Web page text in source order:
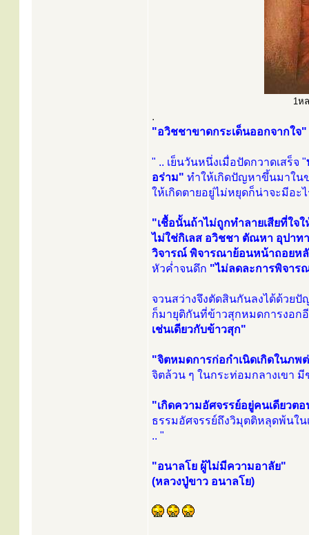
1ห
.
"อวิชชาขาดกระเด็นออกจากใจ"
" .. เย็นวันหนึ่งเมื่อปัดกวาดเสร็จ "
อร่าม" ทำให้เกิดปัญหาขึ้นมาใ
ให้เกิดตายอยู่ไม่หยุดก็น่าจะมีอะ
"เชื้อนั้นถ้าไม่ถูกทำลายเสียที่ใจ
ไม่ใช่กิเลส อวิชชา ตัณหา อุปาท
วิจารณ์ พิจารณาย้อนหน้าถอยห
หัวค่ำจนดึก "ไม่ลดละการพิจาร
จวนสว่างจึงตัดสินกันลงได้ด้วย
ก็มายุติกันที่ข้าวสุกหมดการงอก
เช่นเดียวกับข้าวสุก"
"จิตหมดการก่อกำเนิดเกิดในภพ
จิตล้วน ๆ ในกระท่อมกลางเขา
"เกิดความอัศจรรย์อยู่คนเดียวต
ธรรมอัศจรรย์ถึงวิมุตติหลุดพ้นใน
.. "
"อนาลโย ผู้ไม่มีความอาลัย"
(หลวงปู่ขาว อนาลโย)